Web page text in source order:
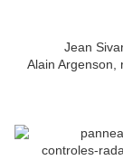
Jean
Alain Argenson,